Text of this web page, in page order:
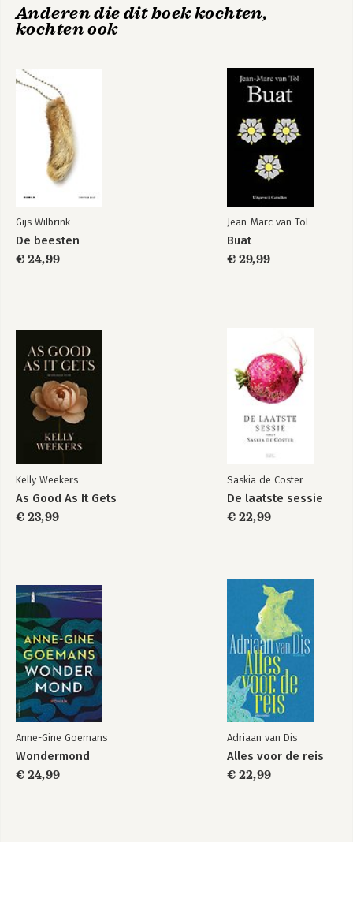
Anderen die dit boek kochten,
kochten ook
Gijs Wilbrink
De beesten
€ 24,99
Jean-Marc van Tol
Buat
€ 29,99
Kelly Weekers
As Good As It Gets
€ 23,99
Saskia de Coster
De laatste sessie
€ 22,99
Anne-Gine Goemans
Wondermond
€ 24,99
Adriaan van Dis
Alles voor de reis
€ 22,99